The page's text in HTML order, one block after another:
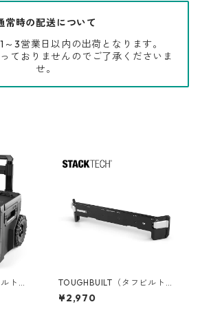
常時の配送について
～3営業日以内の出荷となります。
ておりませんのでご了承くださいま
せ。
ト）S
ック)
70 TB
TOUGHBUILT（タフビルト）S
TACK TECH(スタックテック)
サイドバー TB-B1-A-30
¥2,970